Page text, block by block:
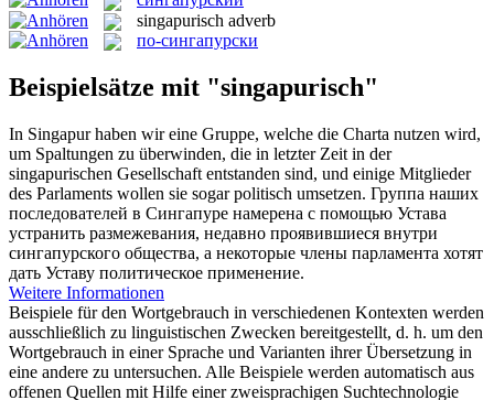
singapurisch adverb
по-сингапурски
Beispielsätze mit "singapurisch"
In Singapur haben wir eine Gruppe, welche die Charta nutzen wird,
um Spaltungen zu überwinden, die in letzter Zeit in der
singapurischen Gesellschaft entstanden sind, und einige Mitglieder
des Parlaments wollen sie sogar politisch umsetzen. Группа наших
последователей в Сингапуре намерена с помощью Устава
устранить размежевания, недавно проявившиеся внутри
сингапурского общества, а некоторые члены парламента хотят
дать Уставу политическое применение.
Weitere Informationen
Beispiele für den Wortgebrauch in verschiedenen Kontexten werden
ausschließlich zu linguistischen Zwecken bereitgestellt, d. h. um den
Wortgebrauch in einer Sprache und Varianten ihrer Übersetzung in
eine andere zu untersuchen. Alle Beispiele werden automatisch aus
offenen Quellen mit Hilfe einer zweisprachigen Suchtechnologie